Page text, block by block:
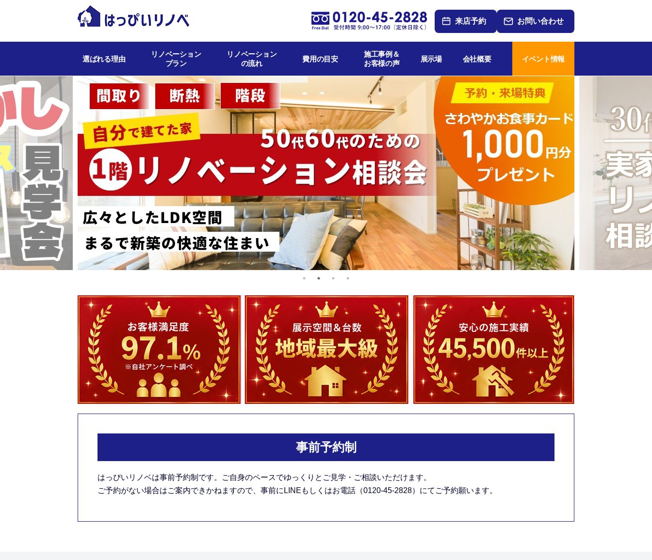
来店予約 お問い合わせ
選ばれる理由
リノベーション
プラン
リノベーション
の流れ
費用の目安
施工事例＆
お客様の声
展示場 会社概要 イベント情報
事前予約制
はっぴいリノベは事前予約制です。
ご自身のペースでゆっくりとご見学・ご相談いただけます。
ご予約がない場合はご案内できかねますので、事前にLINEもしくはお電話（0120-45-2828）にてご予約願います。